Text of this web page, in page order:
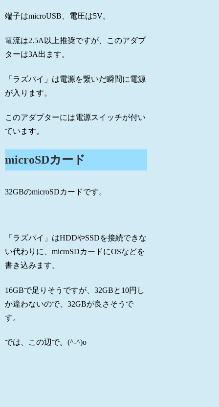
端子はmicroUSB、電圧は5V。
電流は2.5A以上推奨ですが、このアダプ
ターは3A出ます。
「ラズパイ」は電源を繋いだ瞬間に電源
が入ります。
このアダプターには電源スイッチが付い
ています。
microSDカード
32GBのmicroSDカードです。
「ラズパイ」はHDDやSSDを接続できな
い代わりに、microSDカードにOSなどを
書き込みます。
16GBで足りそうですが、32GBと10円し
か違わないので、32GBが良さそうで
す。
では、この辺で。(^-^)o